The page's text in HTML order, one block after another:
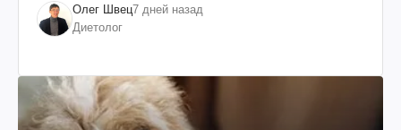
Олег Швец7 дней назад
Диетолог